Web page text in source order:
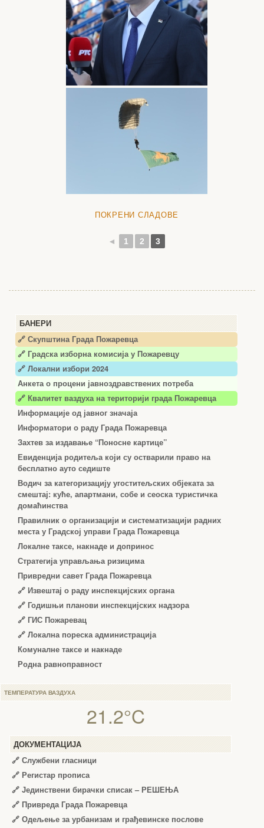
БАНЕРИ
🔗 Скупштина Града Пожаревца
🔗 Градска изборна комисија у Пожаревцу
🔗 Локални избори 2024
Анкета о процени јавноздравствених потреба
🔗 Квалитет ваздуха на територији града Пожаревца
Информације од јавног значаја
Информатори о раду Града Пожаревца
Захтев за издавање “Поносне картице”
Евиденција родитеља који су остварили право на
бесплатно ауто седиште
Водич за категоризацију угоститељских објеката за
смештај: куће, апартмани, собе и сеоска туристичка
домаћинства
Правилник о организацији и систематизацији радних
места у Градској управи Града Пожаревца
Локалне таксе, накнаде и допринос
Стратегија управљања ризицима
Привредни савет Града Пожаревца
🔗 Извештај о раду инспекцијских органа
🔗 Годишњи планови инспекцијских надзора
🔗 ГИС Пожаревац
🔗 Локална пореска администрација
Комуналне таксе и накнаде
Родна равноправност
ПОКРЕНИ СЛАДОВЕ
◄ 1 2 3
ТЕМПЕРАТУРА ВАЗДУХА
21.2°C
ДОКУМЕНТАЦИЈА
🔗 Службени гласници
🔗 Регистар прописа
🔗 Јединствени бирачки списак – РЕШЕЊА
🔗 Привреда Града Пожаревца
🔗 Одељење за урбанизам и грађевинске послове